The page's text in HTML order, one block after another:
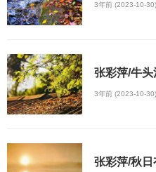
3年前 (2023-10-30)
张彩萍/牛头
3年前 (2023-10-30)
张彩萍/秋日